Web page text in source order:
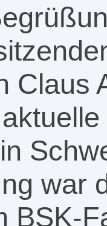
Claus
war
BSK-